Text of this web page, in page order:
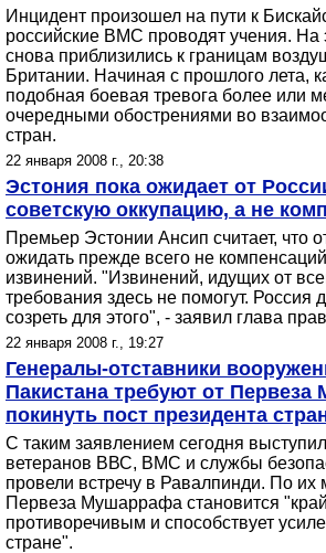
Инцидент произошел на пути к
российские ВМС проводят учения. На
снова приблизились к границам
Британии. Начиная с прошлого лета,
подобная боевая тревога более или
очередными обострениями во
стран.
22 января 2008 г., 20:38
Эстония пока ожидает от
советскую оккупацию, а не
Премьер Эстонии Ансип считает, что
ожидать прежде всего не
извинений. "Извинений, идущих от
требования здесь не помогут. Россия
созреть для этого", - заявил глава
22 января 2008 г., 19:27
Генералы-отставники
Пакистана требуют от
покинуть пост президента
С таким заявлением сегодня
ветеранов ВВС, ВМС и службы
провели встречу в Равалпинди. По
Первеза Мушаррафа становится
противоречивым и способствует
стране".